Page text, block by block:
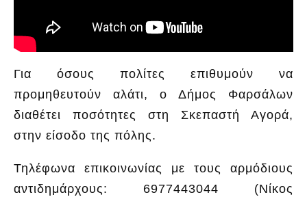
Για όσους πολίτες επιθυμούν να
προμηθευτούν αλάτι, ο Δήμος Φαρσάλων
διαθέτει ποσότητες στη Σκεπαστή Αγορά,
στην είσοδο της πόλης.
Τηλέφωνα επικοινωνίας με τους αρμόδιους
αντιδημάρχους: 6977443044 (Νίκος